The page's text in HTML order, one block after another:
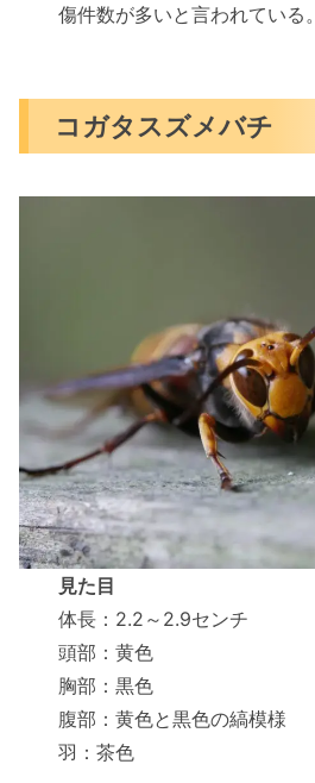
傷件数が多いと言われている。
コガタスズメバチ
見た目
体長：2.2～2.9センチ
頭部：黄色
胸部：黒色
腹部：黄色と黒色の縞模様
羽：茶色